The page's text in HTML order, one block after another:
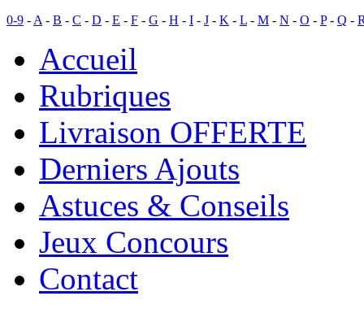
0-9 - A - B - C - D - E - F - G - H - I - J - K - L - M - N - O - P- Q -
Accueil
Rubriques
Livraison OFFERTE
Derniers Ajouts
Astuces & Conseils
Jeux Concours
Contact